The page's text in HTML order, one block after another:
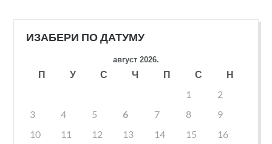
ИЗАБЕРИ ПО ДАТУМУ
август 2026.
П У С Ч П С
Н
1
2
3
4 5 6 7 8
9
10
11 12 13 14 15
16